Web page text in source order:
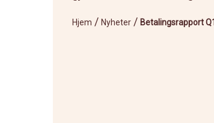
Hjem / Nyheter / Betalingsrapport